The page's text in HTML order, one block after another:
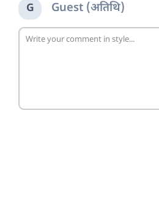
G Guest (अतिथि)